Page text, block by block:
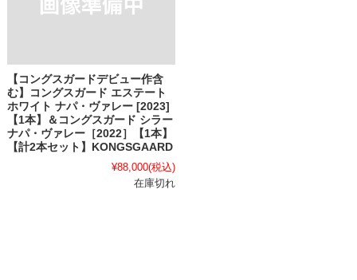
【コングスガードデビュー作含
む】コングスガード エステート
ホワイト ナパ・ヴァレー [2023]
【1本】＆コングスガード シラー
ナパ・ヴァレー［2022］【1本】
【計2本セット】KONGSGAARD
¥88,000(税込)
在庫切れ